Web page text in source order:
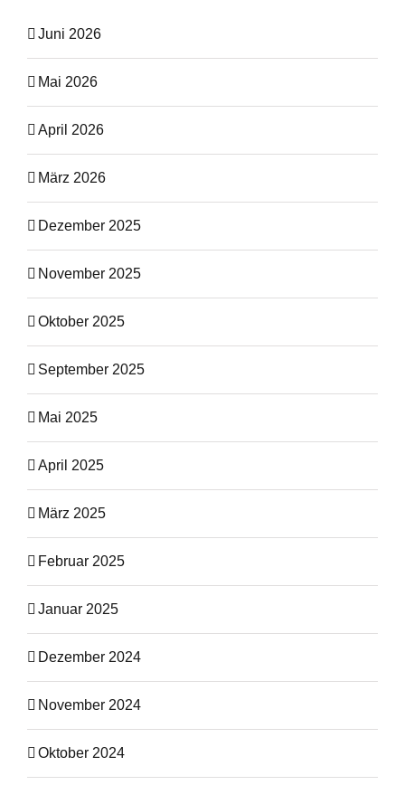
Juni 2026
Mai 2026
April 2026
März 2026
Dezember 2025
November 2025
Oktober 2025
September 2025
Mai 2025
April 2025
März 2025
Februar 2025
Januar 2025
Dezember 2024
November 2024
Oktober 2024